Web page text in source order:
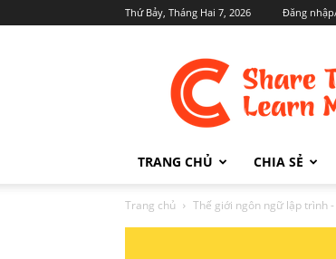
Thứ Bảy, Tháng Hai 7, 2026 Đăng
TRANG CHỦ CHIA SẺ
Trang chủ Thế giới ngôn ngữ lập trình